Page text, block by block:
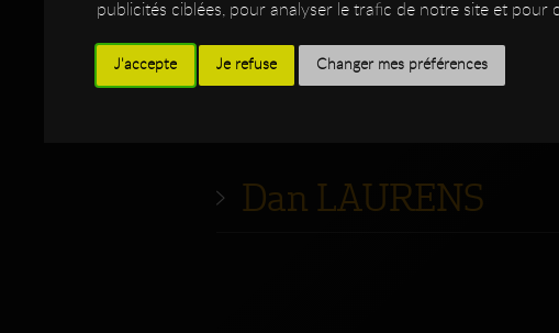
publicités ciblées, pour analyser le trafic de notre site et pour
J'accepte Je refuse Changer mes préférences
WORK SHOP
Dan LAURENS